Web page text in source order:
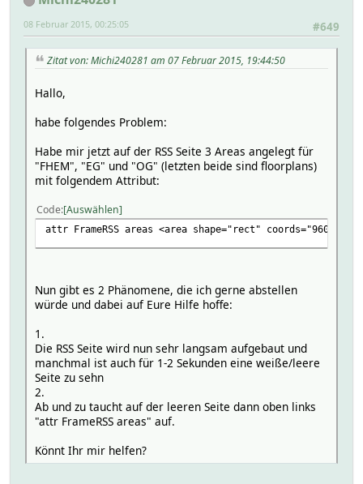
#649
08 Februar 2015, 00:25:05
Zitat von: Michi240281 am 07 Februar 2015, 19:44:50
Hallo,
habe folgendes Problem:
Habe mir jetzt auf der RSS Seite 3 Areas angelegt für
"FHEM", "EG" und "OG" (letzten beide sind floorplans)
mit folgendem Attribut:
Code Auswählen
attr FrameRSS areas <area shape="rect"
Nun gibt es 2 Phänomene, die ich gerne abstellen
würde und dabei auf Eure Hilfe hoffe:
1.
Die RSS Seite wird nun sehr langsam aufgebaut und
manchmal ist auch für 1-2 Sekunden eine weiße/leere
Seite zu sehn
2.
Ab und zu taucht auf der leeren Seite dann oben links
"attr FrameRSS areas" auf.
Könnt Ihr mir helfen?